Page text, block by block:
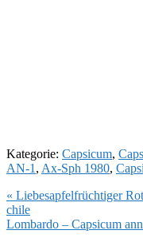
Kategorie: Capsicum,
AN-1 , Ax-Sph 1980,
Vorheriger
Beitrag:
« Liebesapfelfrüchtiger
chile
Nächster
Lombardo – Capsicum